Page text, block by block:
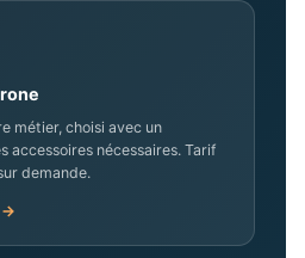
métier, choisi avec un
accessoires nécessaires. Tarif
demande.
→